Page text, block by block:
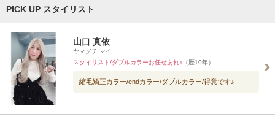
PICK UP スタイリスト
山口 真依
ヤマグチ マイ
スタイリスト/ダブルカラーお任せあれ♪ （歴10年）
縮毛矯正カラー/endカラー/ダブルカラー/得意です♪